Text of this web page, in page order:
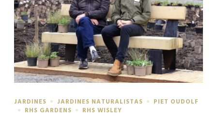
JARDINES JARDINES NATURALISTAS
PIET OUDOLF
RHS GARDENS
RHS WISLEY